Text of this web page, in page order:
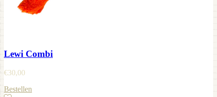
Lewi Combi
€30,00
Bestellen